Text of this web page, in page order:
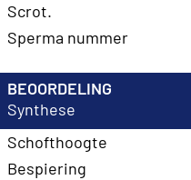
Scrot.
Sperma nummer
BEOORDELING
Synthese
Schofthoogte
Bespiering